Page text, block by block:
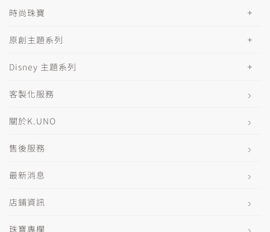
時尚珠寶
原創主題系列
Disney 主題系列
客製化服務
關於K.UNO
售後服務
最新消息
店鋪資訊
珠寶專欄